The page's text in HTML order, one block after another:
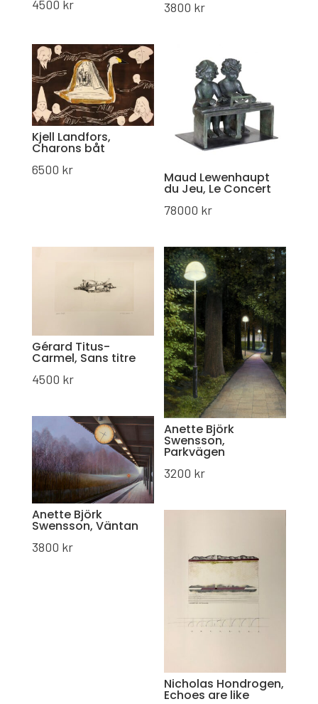
4500 kr 3800 kr
Kjell Landfors,
Charons båt
6500 kr Maud Lewenhaupt
du Jeu, Le Concert
78000 kr
Gérard Titus-
Carmel, Sans titre
4500 kr
Anette Björk
Swensson,
Parkvägen
3200 kr
Anette Björk
Swensson, Väntan
3800 kr
Nicholas Hondrogen,
Echoes are like